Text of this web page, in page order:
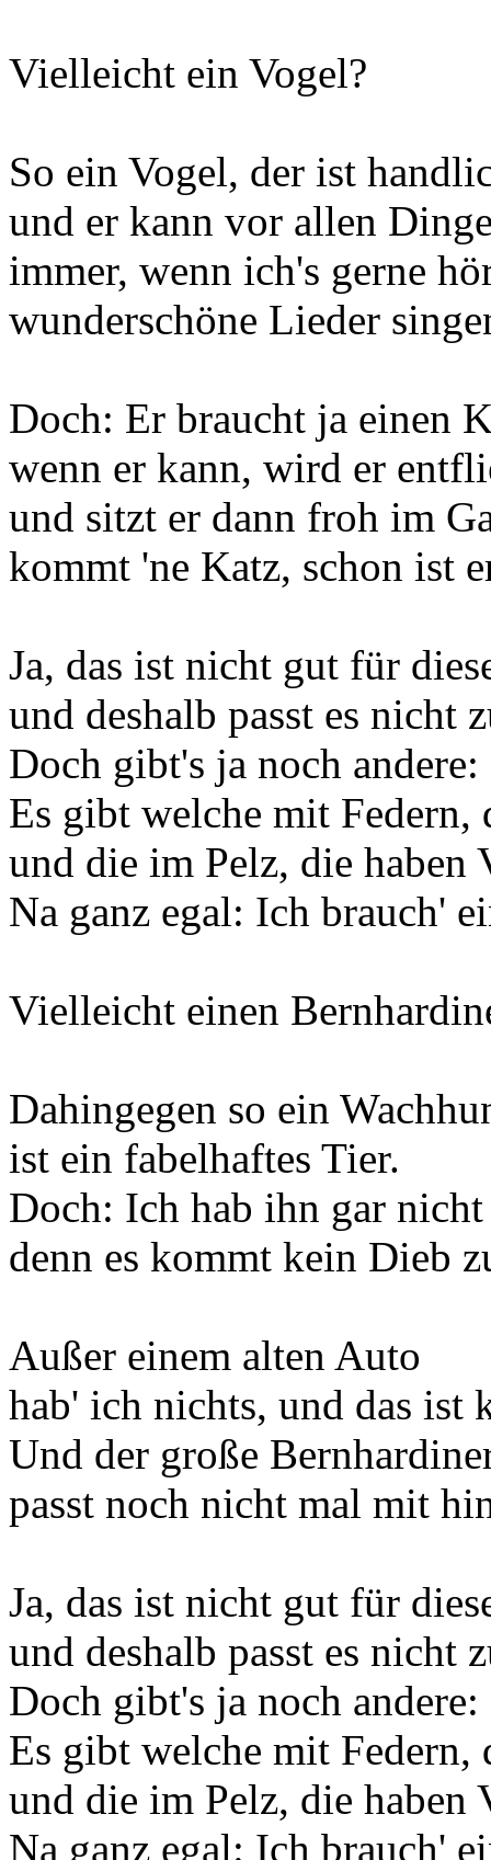
Vielleicht ein Vogel?
So ein Vogel, der ist
und er kann vor allen
immer, wenn ich's gerne
wunderschöne Lieder
Doch: Er braucht ja einen
wenn er kann, wird er
und sitzt er dann froh im
kommt 'ne Katz, schon ist
Ja, das ist nicht gut für
und deshalb passt es nicht
Doch gibt's ja noch
Es gibt welche mit Federn,
und die im Pelz, die haben
Na ganz egal: Ich brauch'
Vielleicht einen
Dahingegen so ein
ist ein fabelhaftes Tier.
Doch: Ich hab ihn gar
denn es kommt kein Dieb
Außer einem alten Auto
hab' ich nichts, und das ist
Und der große
passt noch nicht mal mit
Ja, das ist nicht gut für
und deshalb passt es nicht
Doch gibt's ja noch
Es gibt welche mit Federn,
und die im Pelz, die haben
Na ganz egal: Ich brauch'